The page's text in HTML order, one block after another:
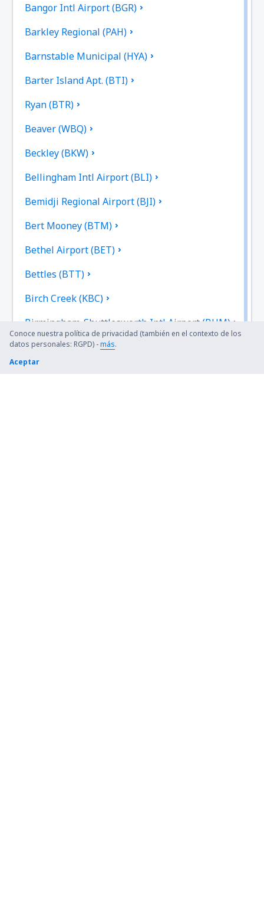
Bangor Intl Airport (BGR)
Barkley Regional (PAH)
Barnstable Municipal (HYA)
Barter Island Apt. (BTI)
Ryan (BTR)
Beaver (WBQ)
Beckley (BKW)
Bellingham Intl Airport (BLI)
Bemidji Regional Airport (BJI)
Bert Mooney (BTM)
Bethel Airport (BET)
Bettles (BTT)
Birch Creek (KBC)
Birmingham-Shuttlesworth Intl Airport (BHM)
Bishop (FNT)
Conoce nuestra política de privacidad (también en el contexto de los
datos personales: RGPD) -más.
Aceptar